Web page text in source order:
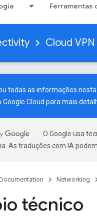
Ferramentas
Cloud VPN
todas as informações
Google Cloud para mais
O Google usa
As traduções com IA
Networking
técnico